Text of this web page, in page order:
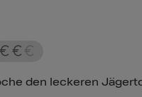
den leckeren